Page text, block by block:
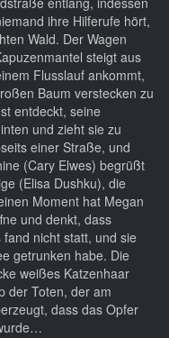
ihre Hilferufe hört,
Wald. Der Wagen
steigt aus
Flusslauf ankommt,
Baum verstecken zu
entdeckt, seine
und zieht sie zu
einer Straße, und
(Cary Elwes) begrüßt
(Elisa Dushku), die
Moment hat Megan
und denkt, dass
nicht statt, und sie
getrunken habe. Die
weißes Katzenhaar
der Toten, der am
dass das Opfer